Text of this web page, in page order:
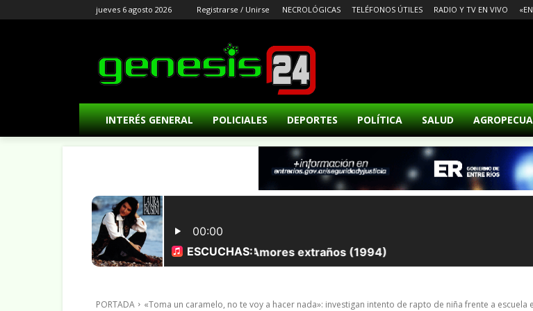
jueves 6 agosto 2026 Registrarse / Unirse NECROLÓGICAS TELÉFONOS ÚTILES RADIO Y TV EN VIVO
INTERÉS GENERAL POLICIALES DEPORTES POLÍTICA SALUD
PORTADA «Toma un caramelo, no te voy a hacer nada»: investigan intento de rapto de niña frente a escuela